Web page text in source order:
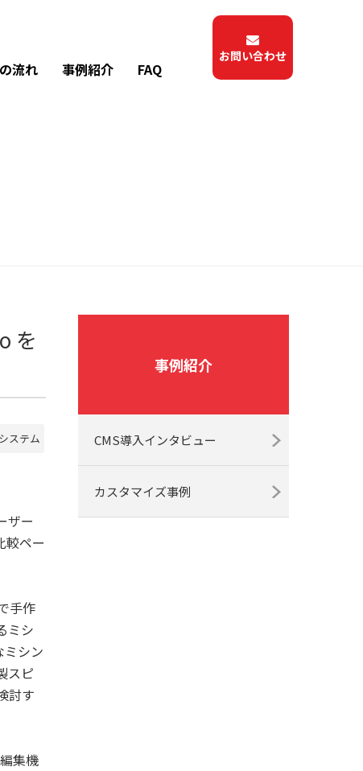
流れ 事例紹介 FAQ
お問い合わせ
を
ステム
ザー
較ペー
手作
ミシ
シン
スピ
討す
集機
事例紹介
CMS導入インタビュー
カスタマイズ事例